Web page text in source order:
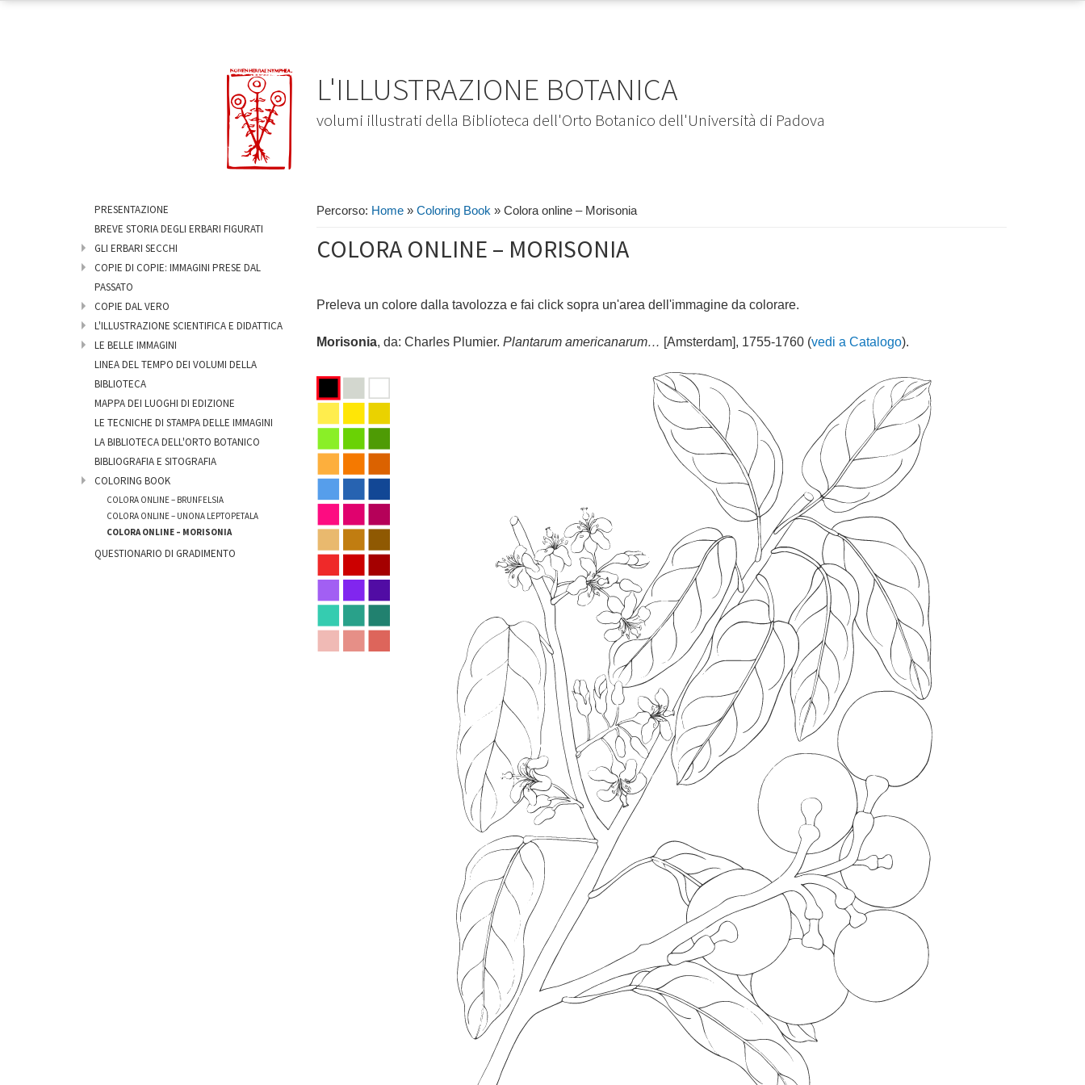
L'ILLUSTRAZIONE BOTANICA
volumi illustrati della Biblioteca dell'Orto Botanico dell'Università di Padova
PRESENTAZIONE
BREVE STORIA DEGLI ERBARI FIGURATI
GLI ERBARI SECCHI
COPIE DI COPIE: IMMAGINI PRESE DAL
PASSATO
COPIE DAL VERO
L'ILLUSTRAZIONE SCIENTIFICA E DIDATTICA
LE BELLE IMMAGINI
LINEA DEL TEMPO DEI VOLUMI DELLA
BIBLIOTECA
MAPPA DEI LUOGHI DI EDIZIONE
LE TECNICHE DI STAMPA DELLE IMMAGINI
LA BIBLIOTECA DELL'ORTO BOTANICO
BIBLIOGRAFIA E SITOGRAFIA
COLORING BOOK
COLORA ONLINE – BRUNFELSIA
COLORA ONLINE – UNONA LEPTOPETALA
COLORA ONLINE – MORISONIA
QUESTIONARIO DI GRADIMENTO
Percorso: Home» Coloring Book » Colora online – Morisonia
COLORA ONLINE – MORISONIA
Preleva un colore dalla tavolozza e fai click sopra un'area dell'immagine da colorare.
Morisonia, da: Charles Plumier. Plantarum americanarum… [Amsterdam], 1755-1760 (vedi a Catalogo).